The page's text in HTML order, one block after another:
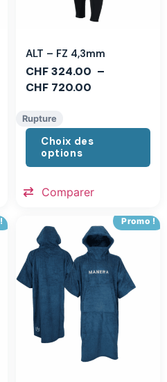
ALT – FZ 4,3mm
CHF324.00 –
CHF 720.00
Rupture
Choix des
options
Comparer
Promo !